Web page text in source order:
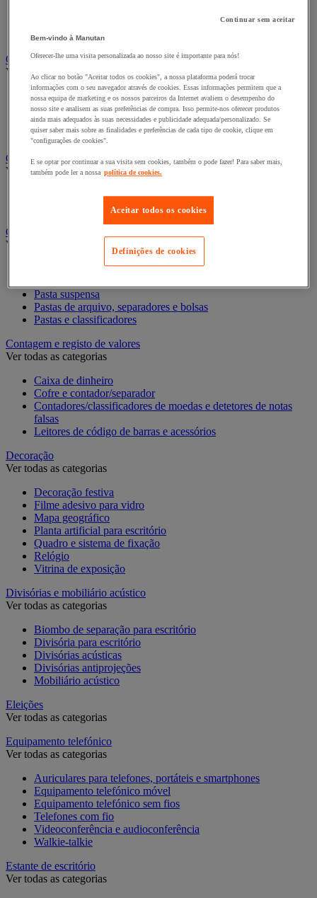
Suporte guarda-chuvas
Cadeiras, poltronas e cadeirões
Ver todas as categorias
Acessórios para cadeiras de escritório
Cadeira de braços executivo
Cadeira de escritório
Cadeiras para salas de receção e reuniões
Candeeiro
Ver todas as categorias
Candeeiro de escritório
Classificação e arquivo
Ver todas as categorias
Acessórios de arquivo para o escritório
Pasta suspensa
Pastas de arquivo, separadores e bolsas
Pastas e classificadores
Contagem e registo de valores
Ver todas as categorias
Caixa de dinheiro
Cofre e contador/separador
Contadores/classificadores de moedas e detetores de notas
falsas
Leitores de código de barras e acessórios
Decoração
Ver todas as categorias
Decoração festiva
Filme adesivo para vidro
Mapa geográfico
Planta artificial para escritório
Quadro e sistema de fixação
Relógio
Vitrina de exposição
Divisórias e mobiliário acústico
Ver todas as categorias
Biombo de separação para escritório
Divisória para escritório
Divisórias acústicas
Divisórias antiprojeções
Mobiliário acústico
Eleições
Ver todas as categorias
Equipamento telefónico
Ver todas as categorias
Auriculares para telefones, portáteis e smartphones
Equipamento telefónico móvel
Equipamento telefónico sem fios
Telefones com fio
Videoconferência e audioconferência
Walkie-talkie
Estante de escritório
Ver todas as categorias
Continuar sem aceitar
Bem-vindo à Manutan
Oferecer-lhe uma visita personalizada ao nosso site é importante para nós!
Ao clicar no botão "Aceitar todos os cookies", a nossa plataforma poderá trocar
informações com o seu navegador através de cookies. Essas informações permitem que a
nossa equipa de marketing e os nossos parceiros da Internet avaliem o desempenho do
nosso site e analisem as suas preferências de compra. Isso permite-nos oferecer produtos
ainda mais adequados às suas necessidades e publicidade adequada/personalizado. Se
quiser saber mais sobre as finalidades e preferências de cada tipo de cookie, clique em
"configurações de cookies".
E se optar por continuar a sua visita sem cookies, também o pode fazer! Para saber mais,
também pode ler a nossa política de cookies.
Aceitar todos os cookies
Definições de cookies